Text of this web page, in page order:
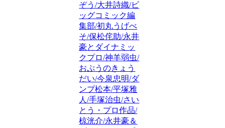
ぞう/大井詩織/ビ
ッグコミック編
集部/初丸うげべ
そ/保松侘助/永井
豪とダイナミッ
クプロ/神羊弱虫/
おぷうのきょう
だい/今泉忠明/ダ
ンプ松本/平塚雅
人/手塚治虫/さい
とう・プロ作品/
椋洸介/永井豪＆